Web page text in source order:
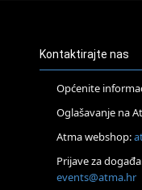
Kontaktirajte nas
Općenite
Oglašavanje na
Atma webshop:
Prijave za
events@atma.hr